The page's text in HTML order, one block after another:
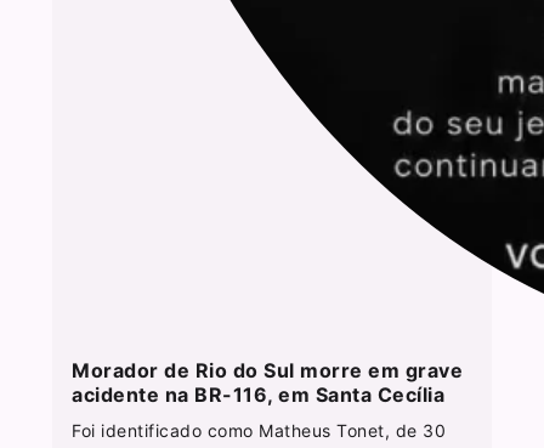
Morador de Rio do Sul morre em grave
acidente na BR-116, em Santa Cecília
Foi identificado como Matheus Tonet, de 30